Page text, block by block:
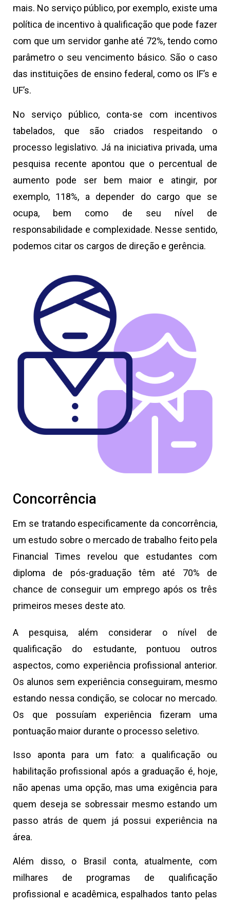
mais. No serviço público, por exemplo, existe uma
política de incentivo à qualificação que pode fazer
com que um servidor ganhe até 72%, tendo como
parâmetro o seu vencimento básico. São o caso
das instituições de ensino federal, como os IF’s e
UF’s.
No serviço público, conta-se com incentivos
tabelados, que são criados respeitando o
processo legislativo. Já na iniciativa privada, uma
pesquisa recente apontou que o percentual de
aumento pode ser bem maior e atingir, por
exemplo, 118%, a depender do cargo que se
ocupa, bem como de seu nível de
responsabilidade e complexidade. Nesse sentido,
podemos citar os cargos de direção e gerência.
Concorrência
Em se tratando especificamente da concorrência,
um estudo sobre o mercado de trabalho feito pela
Financial Times revelou que estudantes com
diploma de pós-graduação têm até 70% de
chance de conseguir um emprego após os três
primeiros meses deste ato.
A pesquisa, além considerar o nível de
qualificação do estudante, pontuou outros
aspectos, como experiência profissional anterior.
Os alunos sem experiência conseguiram, mesmo
estando nessa condição, se colocar no mercado.
Os que possuíam experiência fizeram uma
pontuação maior durante o processo seletivo.
Isso aponta para um fato: a qualificação ou
habilitação profissional após a graduação é, hoje,
não apenas uma opção, mas uma exigência para
quem deseja se sobressair mesmo estando um
passo atrás de quem já possui experiência na
área.
Além disso, o Brasil conta, atualmente, com
milhares de programas de qualificação
profissional e acadêmica, espalhados tanto pelas